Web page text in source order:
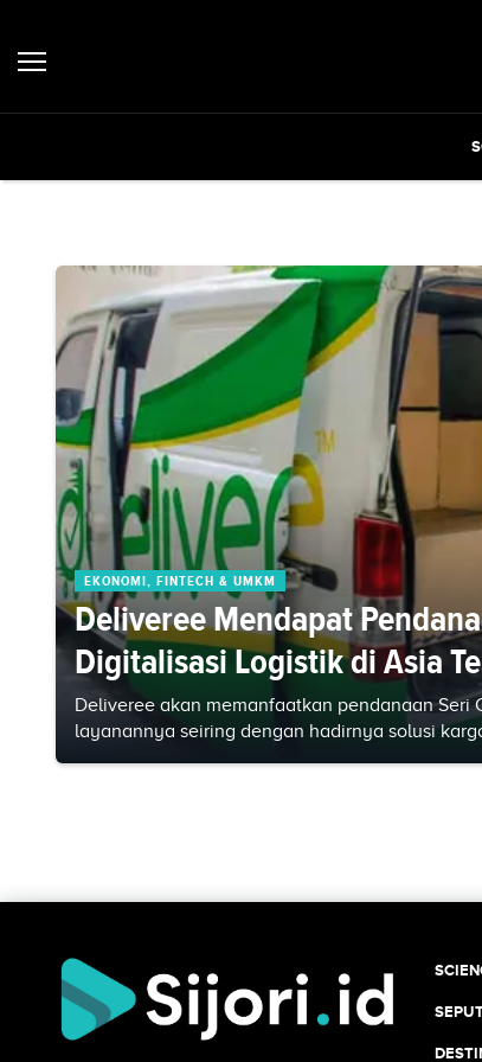
EKONOMI, FINTECH & UMKM
Deliveree Mendapat
Digitalisasi Logistik di Asia
Deliveree akan memanfaatkan pendanaan Seri
layanannya seiring dengan hadirnya solusi kargo